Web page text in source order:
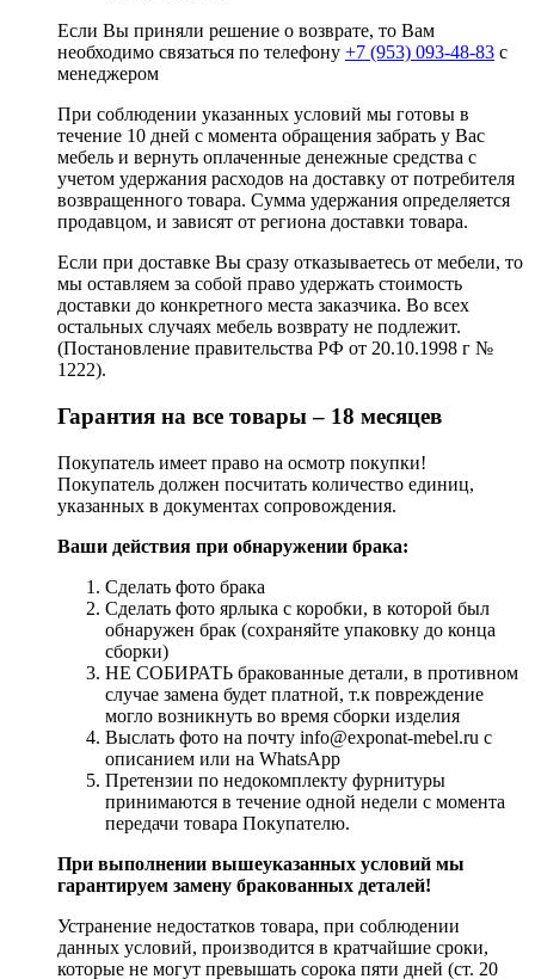
Если Вы приняли решение о возврате, то Вам
необходимо связаться по телефону +7 (953) 093-48-83 с
менеджером
При соблюдении указанных условий мы готовы в
течение 10 дней с момента обращения забрать у Вас
мебель и вернуть оплаченные денежные средства с
учетом удержания расходов на доставку от потребителя
возвращенного товара. Сумма удержания определяется
продавцом, и зависят от региона доставки товара.
Если при доставке Вы сразу отказываетесь от мебели, то
мы оставляем за собой право удержать стоимость
доставки до конкретного места заказчика. Во всех
остальных случаях мебель возврату не подлежит.
(Постановление правительства РФ от 20.10.1998 г №
1222).
Гарантия на все товары – 18 месяцев
Покупатель имеет право на осмотр покупки!
Покупатель должен посчитать количество единиц,
указанных в документах сопровождения.
Ваши действия при обнаружении брака:
Сделать фото брака
Сделать фото ярлыка с коробки, в которой был
обнаружен брак (сохраняйте упаковку до конца
сборки)
НЕ СОБИРАТЬ бракованные детали, в противном
случае замена будет платной, т.к повреждение
могло возникнуть во время сборки изделия
Выслать фото на почту info@exponat-mebel.ru с
описанием или на WhatsApp
Претензии по недокомплекту фурнитуры
принимаются в течение одной недели с момента
передачи товара Покупателю.
При выполнении вышеуказанных условий мы
гарантируем замену бракованных деталей!
Устранение недостатков товара, при соблюдении
данных условий, производится в кратчайшие сроки,
которые не могут превышать сорока пяти дней (ст. 20